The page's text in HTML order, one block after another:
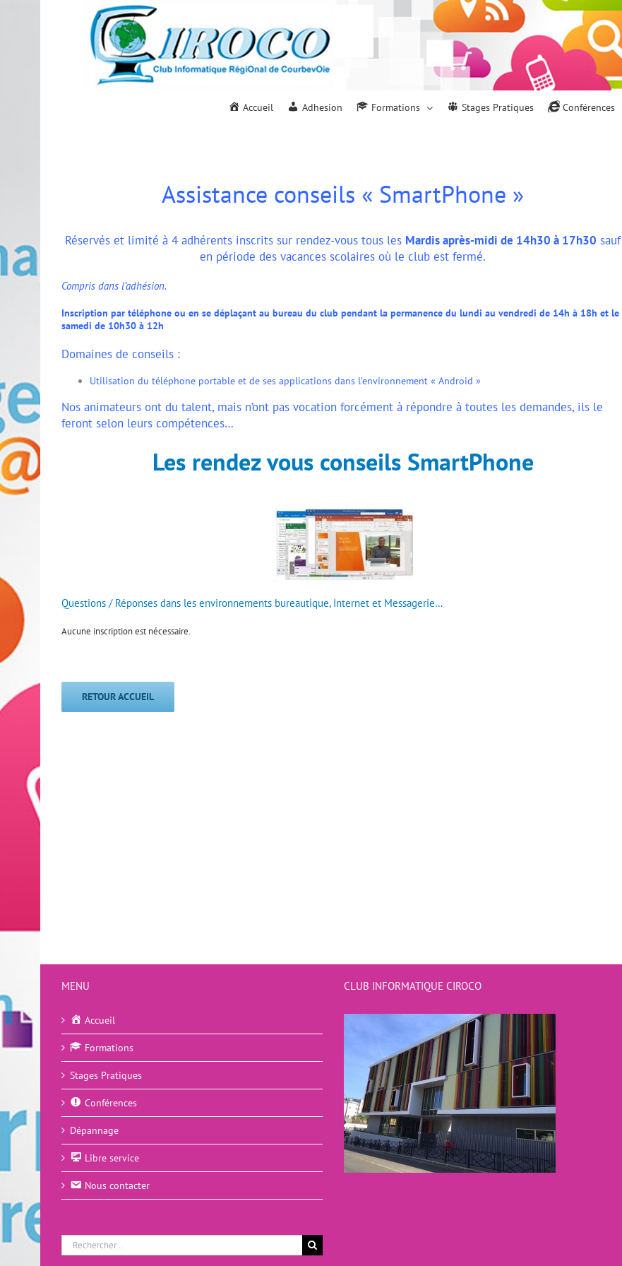
Accueil Adhesion Formations Stages Pratiques Conférences
Assistance conseils « SmartPhone »
Réservés et limité à 4 adhérents inscrits sur rendez-vous tous les Mardis après-midi de 14h30 à 17h30 sauf
en période des vacances scolaires où le club est fermé.
Compris dans l’adhésion.
Inscription par téléphone ou en se déplaçant au bureau du club pendant la permanence du lundi au vendredi de 14h à 18h et le
samedi de 10h30 à 12h
Domaines de conseils :
Utilisation du téléphone portable et de ses applications dans l’environnement « Android »
Nos animateurs ont du talent, mais n’ont pas vocation forcément à répondre à toutes les demandes, ils le
feront selon leurs compétences…
Les rendez vous conseils SmartPhone
Questions / Réponses dans les environnements bureautique, Internet et Messagerie…
Aucune inscription est nécessaire.
RETOUR ACCUEIL
MENU
Accueil
Formations
Stages Pratiques
Conférences
Dépannage
Libre service
Nous contacter
Rechercher:
CLUB INFORMATIQUE CIROCO